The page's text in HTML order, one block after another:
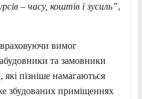
– часу, коштів і зусиль”,
вимог
та замовники
які пізніше намагаються
збудованих приміщеннях